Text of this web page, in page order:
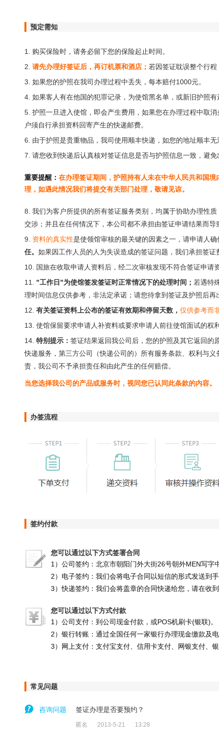
预定需知
1. 购买保险时，请务必留下您的保险起止时间。
2. 请先办理好签证后，再订机票和酒店； 若因签证耽误整个行
3. 如果您的护照在我司办理过程中丢失，每本赔付1000元。
4. 如果客人有在他国的犯罪记录，为使馆黑名单，或新旧护照
5. 护照一旦进入使馆，即会产生费用，如果您在办理过程中取
户须自行承担资料回寄产生的快递邮费。
6. 由于护照是贵重物品，我司使用顺丰快递，如您的地址顺丰
7. 请您收到快递后认真核对签证信息是否与护照信息一致，避
重要提醒： 在办理签证期间，护照持有人未在中华人民共和国
理，如遇此情况我们将提交有关部门处理，敬请见谅。
8. 我们为客户所提供的所有签证服务类别，均属于协助办理性
交涉；并且在任何情况下，本公司都不承担由签证申请结果而
9. 资料的真实性是使领馆审核的最关键的因素之一，请申请人
任。 如果因工作人员的人为失误造成的签证问题，我们承担签
10. 国旅在收取申请人资料后，经二次审核发现不符合签证申
11. "工作日"为使馆签发签证时正常情况下的处理时间； 若遇特
理时间信息仅供参考，非法定承诺；请您待拿到签证及护照后
12. 有关签证资料上公布的签证有效期和停留天数， 仅供参考而
13. 使馆保留要求申请人补资料或要求申请人前往使馆面试的权
14. 特别提示： 签证结果返回我公司后，您的护照及其它返回的
快递服务，第三方公司（快递公司的）所有服务条款、权利与
责，我公司不予承担责任和由此产生的任何赔偿。
当您选择我公司的产品或服务时，视同您已认同此条款的内容。
办签流程
签约付款
您可以通过以下方式签署合同
1）公司签约：北京市朝阳门外大街26号朝外MEN写字
2）电子签约：我们会将电子合同以短信的形式发送到
3）快递签约：我们会将盖章的合同快递给您，请在收
您可以通过以下方式付款
1）公司支付：到公司现金付款，或POS机刷卡(银联)。
2）银行转账：通过全国任何一家银行办理现金缴款及
3）网上支付：支付宝支付、信用卡支付、网银支付、
常见问题
咨询问题 签证办理是否要预约？
匿名 2013-5-21 13:28